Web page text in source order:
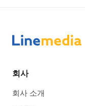
회사
회사 소개